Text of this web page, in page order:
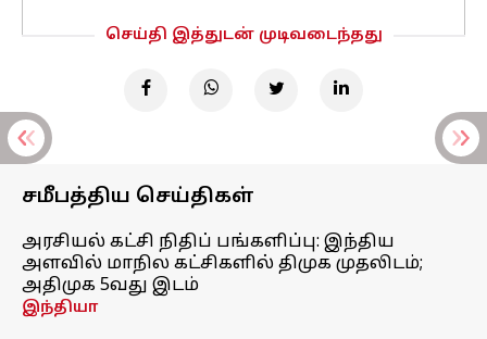
செய்தி இத்துடன் முடிவடைந்தது
சமீபத்திய செய்திகள்
அரசியல் கட்சி நிதிப் பங்களிப்பு: இந்திய
அளவில் மாநில கட்சிகளில் திமுக முதலிடம்;
அதிமுக 5வது இடம்
இந்தியா